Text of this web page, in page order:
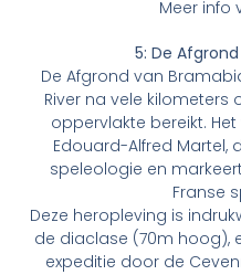
Meer info
5: De
De Afgrond van
River na vele kilometers
oppervlakte bereikt.
Edouard-Alfred
speleologie en
Franse
Deze heropleving is
de diaclase (70m hoog),
expeditie door de